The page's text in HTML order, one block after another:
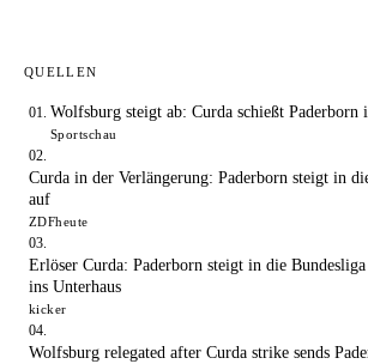
QUELLEN
Wolfsburg steigt ab: Curda schießt Paderborn
Sportschau
Curda in der Verlängerung: Paderborn steigt in
auf
ZDFheute
Erlöser Curda: Paderborn steigt in die
ins Unterhaus
kicker
Wolfsburg relegated after Curda strike sends